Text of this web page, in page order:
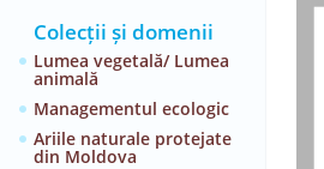
Colecții și domenii
Lumea vegetală/ Lumea
animală
Managementul ecologic
Ariile naturale protejate
din Moldova